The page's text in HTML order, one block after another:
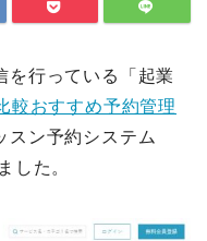
を行っている「起業
較おすすめ予約管理
スン予約システム
した。